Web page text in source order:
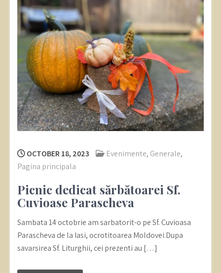
OCTOBER 18, 2023 Evenimente, Generale,
Pagina principala
Picnic dedicat sărbătoarei Sf.
Cuvioase Parascheva
Sambata 14 octobrie am sarbatorit-o pe Sf. Cuvioasa
Parascheva de la Iasi, ocrotitoarea Moldovei.Dupa
savarsirea Sf. Liturghii, cei prezenti au […]